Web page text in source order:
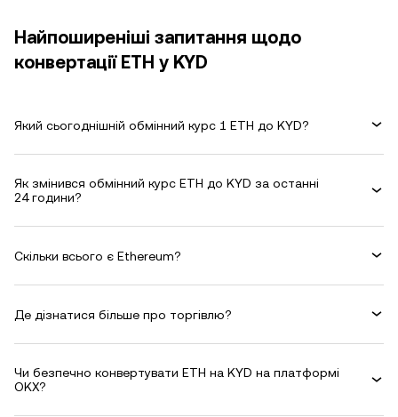
Найпоширеніші запитання щодо
конвертації ETH у KYD
Який сьогоднішній обмінний курс 1 ETH до KYD?
Як змінився обмінний курс ETH до KYD за останні
24 години?
Скільки всього є Ethereum?
Де дізнатися більше про торгівлю?
Чи безпечно конвертувати ETH на KYD на платформі
OKX?